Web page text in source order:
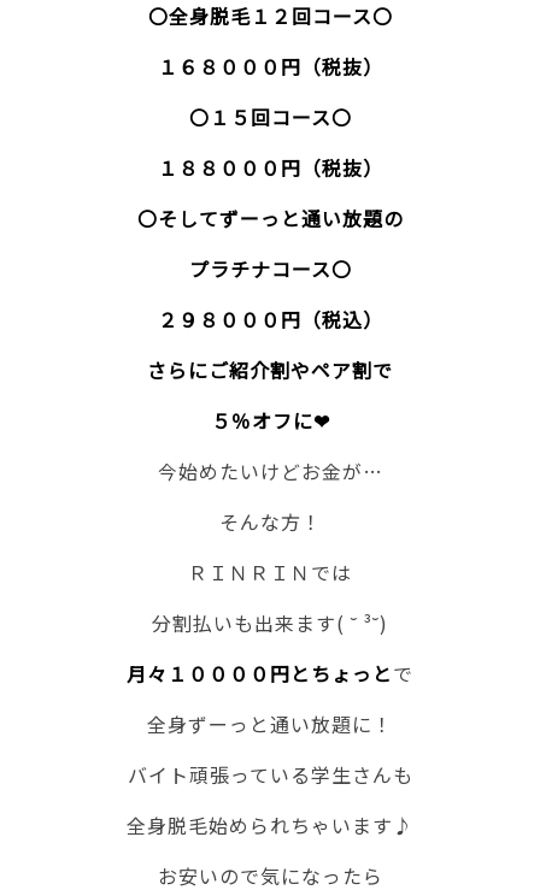
〇全身脱毛１２回コース〇
１６８０００円（税抜）
〇１５回コース〇
１８８０００円（税抜）
〇そしてずーっと通い放題の
プラチナコース〇
２９８０００円（税込）
さらにご紹介割やペア割で
５％オフに❤
今始めたいけどお金が…
そんな方！
ＲＩＮＲＩＮでは
分割払いも出来ます( ˘ ³˘)
月々１００００円とちょっとで
全身ずーっと通い放題に！
バイト頑張っている学生さんも
全身脱毛始められちゃいます♪
お安いので気になったら